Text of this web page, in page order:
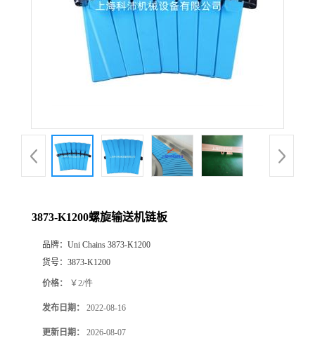
3873-K1200螺旋输送机链板
品牌： Uni Chains 3873-K1200
货号： 3873-K1200
价格： ￥2/件
发布日期： 2022-08-16
更新日期： 2026-08-07